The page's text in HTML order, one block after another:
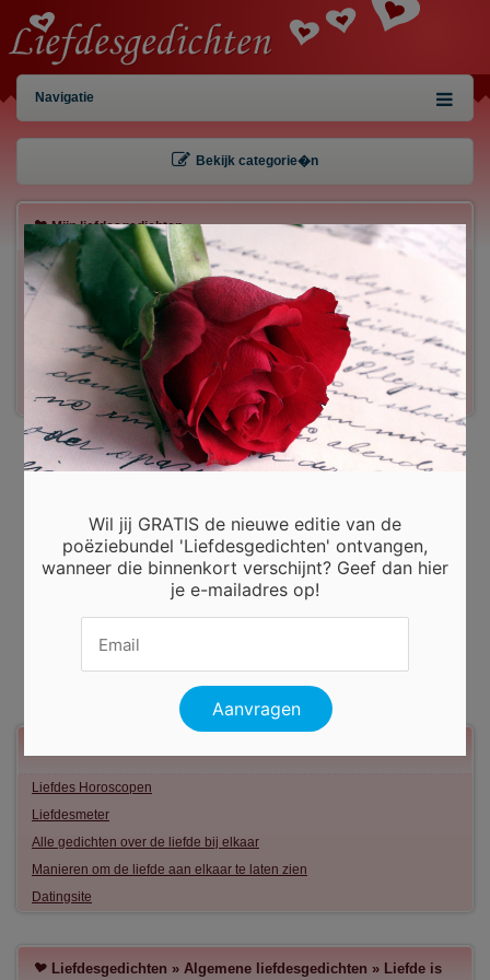
Navigatie
Bekijk categorie�n
Mijn liefdesgedichten
Gebruiker:
Wachtwoord:
Inloggen!
Registreren Gegevens kwijt?
Liefdes Horoscopen
Liefdesmeter
Alle gedichten over de liefde bij elkaar
Manieren om de liefde aan elkaar te laten zien
Datingsite
Liefdesgedichten » Algemene liefdesgedichten » Liefde is
Wil jij GRATIS de nieuwe editie van de
poëziebundel 'Liefdesgedichten' ontvangen,
wanneer die binnenkort verschijnt? Geef dan hier
je e-mailadres op!